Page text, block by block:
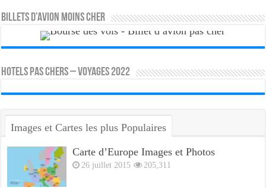
Billets d’avion moins cher
HOTELS PAS CHERS – VOYAGES 2022
Images et Cartes les plus Populaires
Carte d’Europe Images et Photos
26 juillet 2015 205,311